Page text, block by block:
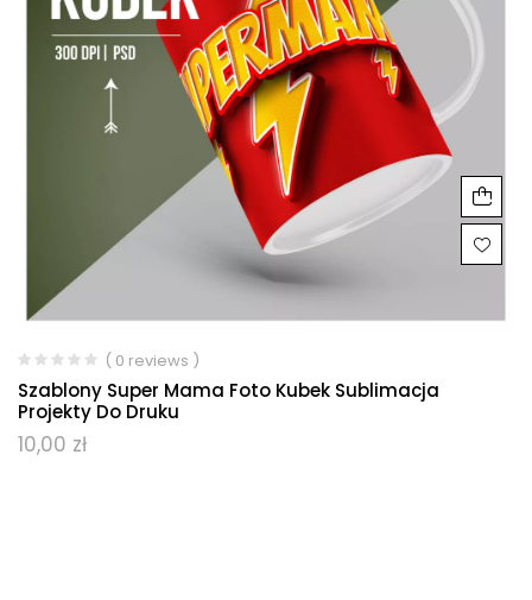
( 0 reviews )
Szablony Super Mama Foto Kubek Sublimacja
Projekty Do Druku
10,00 zł